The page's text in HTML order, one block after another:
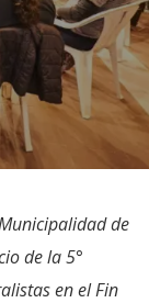
de
de la 5°
en el Fin